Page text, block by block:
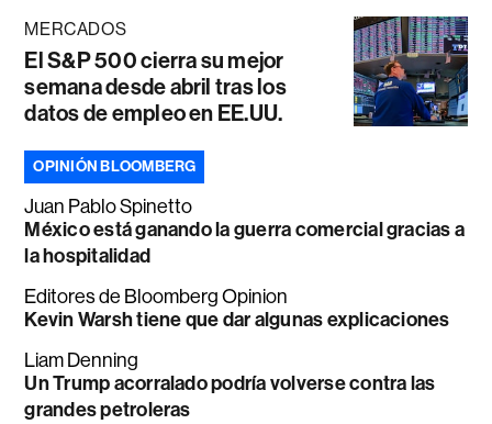
MERCADOS
El S&P 500 cierra su mejor
semana desde abril tras los
datos de empleo en EE.UU.
OPINIÓN BLOOMBERG
Juan Pablo Spinetto
México está ganando la guerra comercial gracias a
la hospitalidad
Editores de Bloomberg Opinion
Kevin Warsh tiene que dar algunas explicaciones
Liam Denning
Un Trump acorralado podría volverse contra las
grandes petroleras